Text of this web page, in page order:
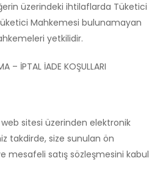
üzerindeki ihtilaflarda Tüketici
Mahkemesi bulunamayan
yetkilidir.
– İPTAL İADE KOŞULLARI
sitesi üzerinden elektronik
takdirde, size sunulan ön
mesafeli satış sözleşmesini kabul